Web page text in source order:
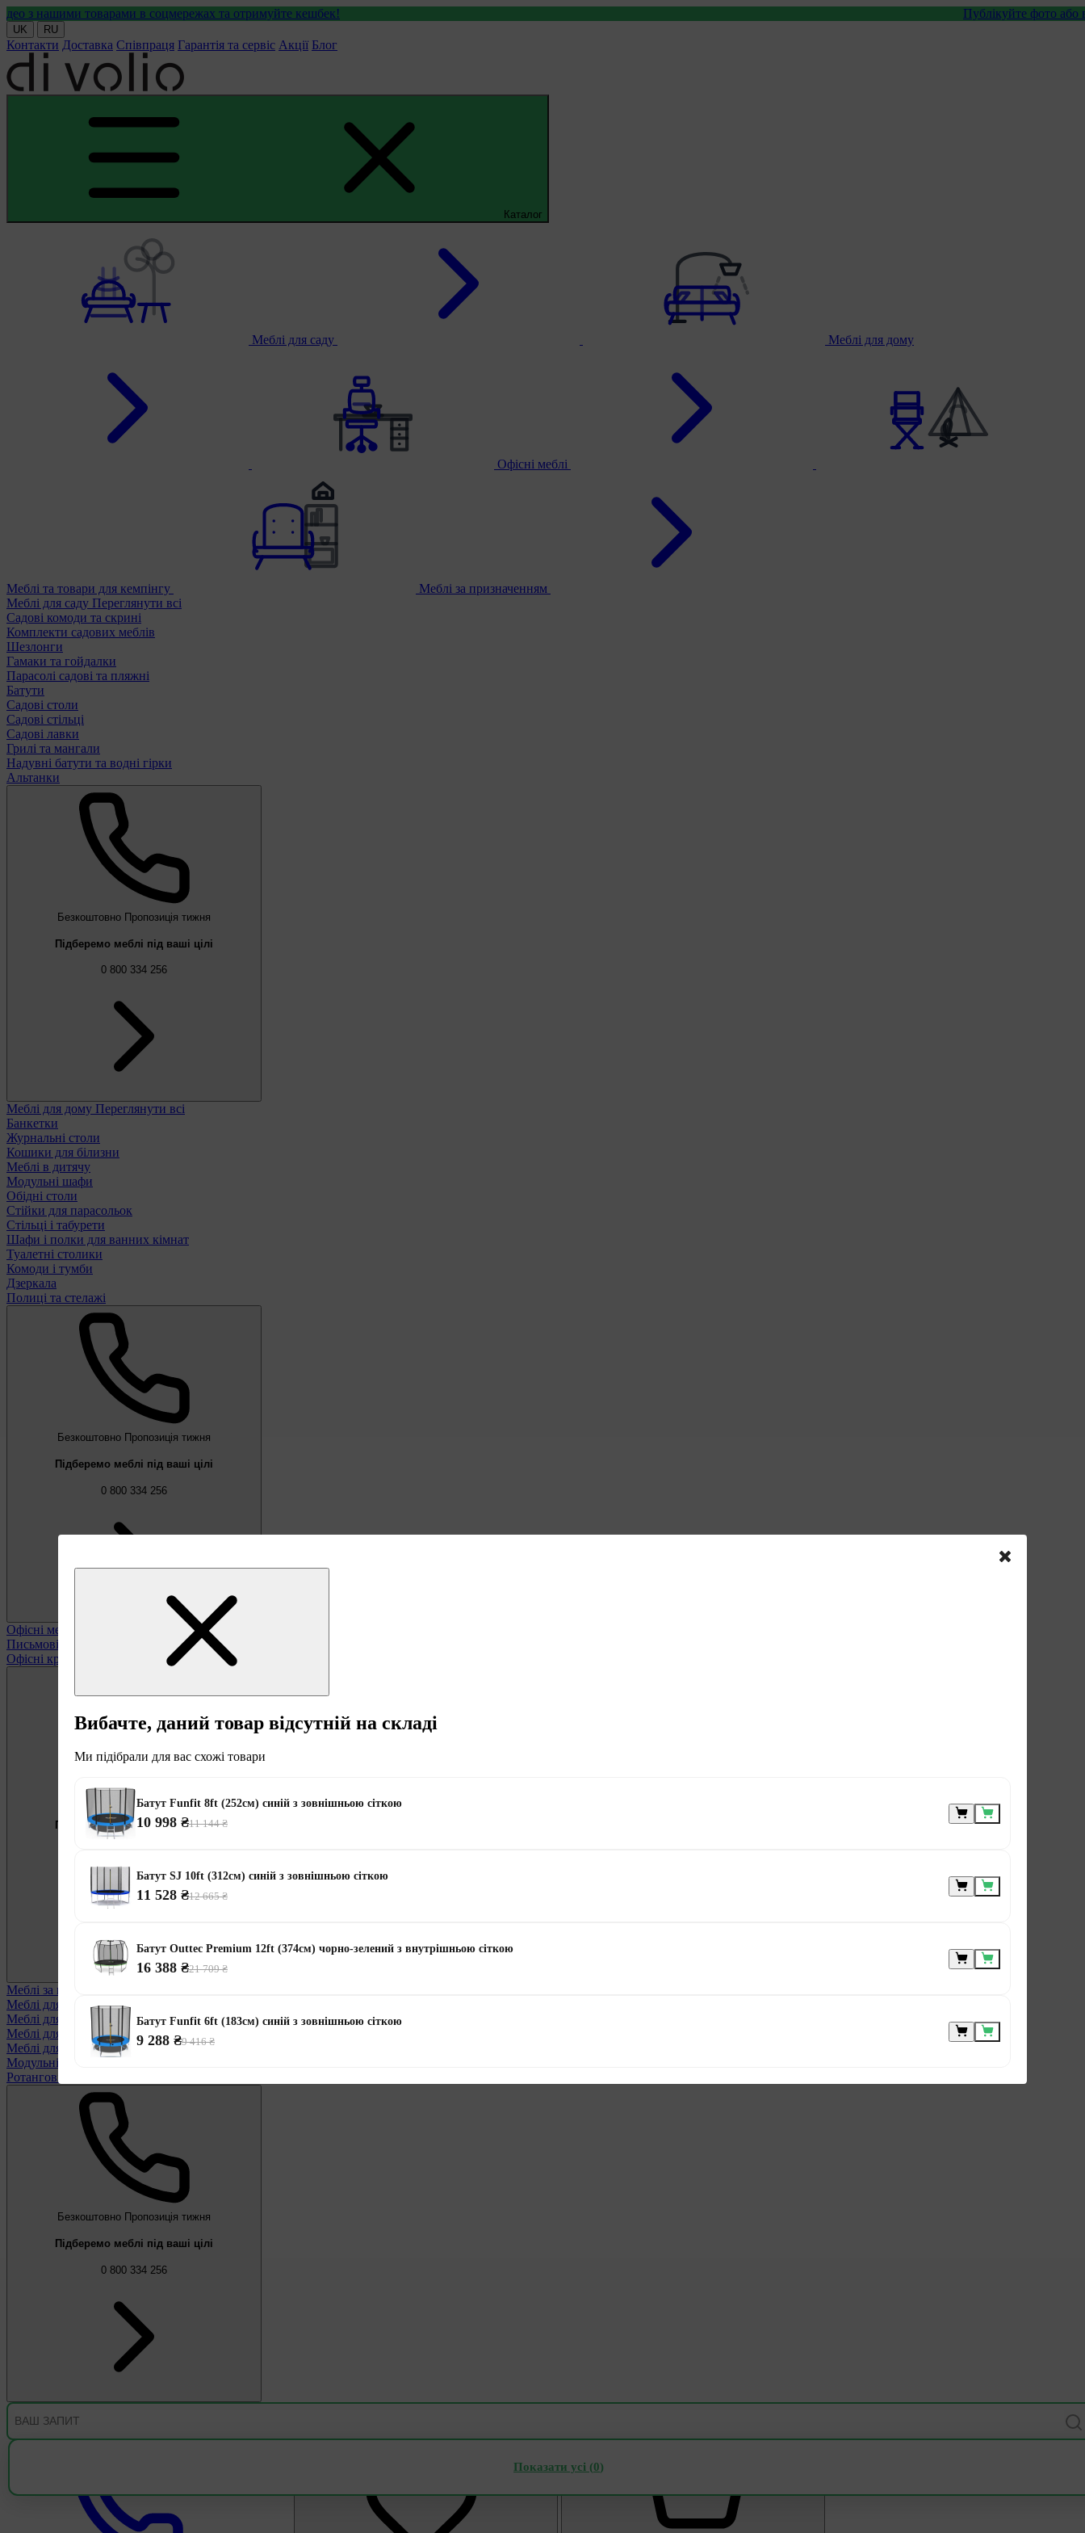
в соцмережах та отримуйте кешбек! Публікуйте фото або відео з
UK RU
Контакти Доставка Співпраця Гарантія та сервіс Акції Блог
Каталог
Меблі для саду Меблі для дому
Офісні меблі
Меблі та товари для кемпінгу
Меблі за призначенням
Меблі для саду Переглянути всі
Садові комоди та скрині
Комплекти садових меблів
Шезлонги
Гамаки та гойдалки
Парасолі садові та пляжні
Батути
Садові столи
Садові стільці
Садові лавки
Грилі та мангали
Надувні батути та водні гірки
Альтанки
Безкоштовно Пропозиція тижня
Підберемо меблі під ваші цілі
0 800 334 256
Меблі для дому Переглянути всі
Банкетки
Журнальні столи
Кошики для білизни
Меблі в дитячу
Модульні шафи
Обідні столи
Стійки для парасольок
Стільці і табурети
Шафи і полки для ванних кімнат
Туалетні столики
Комоди і тумби
Дзеркала
Полиці та стелажі
Безкоштовно Пропозиція тижня
Підберемо меблі під ваші цілі
0 800 334 256
Офісні меблі
Письмові та комп'ютерні столи
Офісні крісла та стільці
Безкоштовно Пропозиція тижня
Підберемо меблі під ваші цілі
Меблі за призначенням
Меблі для альтанки
Меблі для балконів
Меблі для дачі
Меблі для тераси
Модульні меблі з ротанга
Ротангові меблі
Безкоштовно Пропозиція тижня
Підберемо меблі під ваші цілі
0 800 334 256
Показати усі (0)
Вибачте, даний товар відсутній на складі
Ми підібрали для вас схожі товари
Батут Funfit 8ft (252см) синій з зовнішньою сіткою
10 998 ₴11 144 ₴
Батут SJ 10ft (312см) синій з зовнішньою сіткою
11 528 ₴12 665 ₴
Батут Outtec Premium 12ft (374см) чорно-зелений з внутрішньою сіткою
16 388 ₴21 709 ₴
Батут Funfit 6ft (183см) синій з зовнішньою сіткою
9 288 ₴9 416 ₴